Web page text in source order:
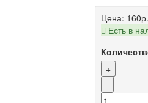
Цена: 160р.
Есть в
+
-